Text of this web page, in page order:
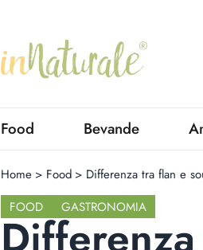
Food Bevande
Home > Food > Differenza tra flan e
FOOD
GASTRONOMIA